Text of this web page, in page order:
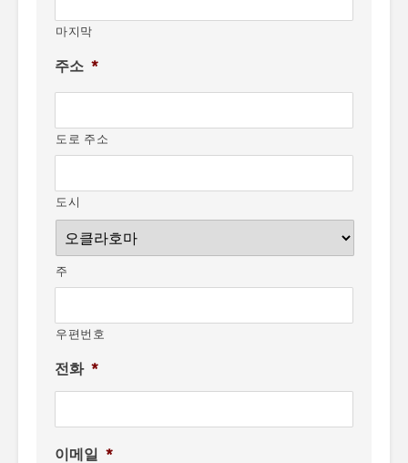
마지막
주소 *
도로 주소
도시
주
우편번호
전화 *
이메일 *